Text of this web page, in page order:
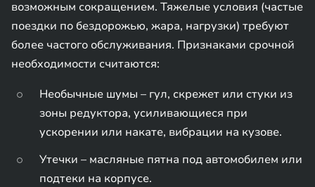
возможным сокращением. Тяжелые условия (частые
поездки по бездорожью, жара, нагрузки) требуют
более частого обслуживания. Признаками срочной
необходимости считаются:
Необычные шумы – гул, скрежет или стуки из
зоны редуктора, усиливающиеся при
ускорении или накате, вибрации на кузове.
Утечки – масляные пятна под автомобилем или
подтеки на корпусе.